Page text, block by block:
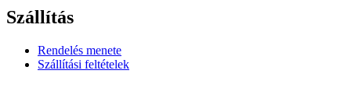
Szállítás
Rendelés menete
Szállítási feltételek